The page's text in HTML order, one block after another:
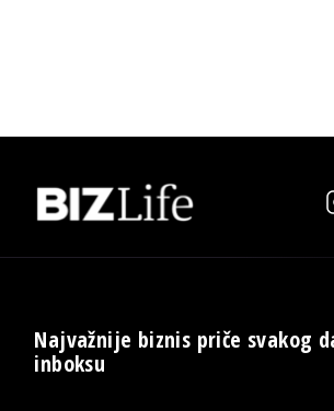
Najvažnije biznis priče svakog
inboksu